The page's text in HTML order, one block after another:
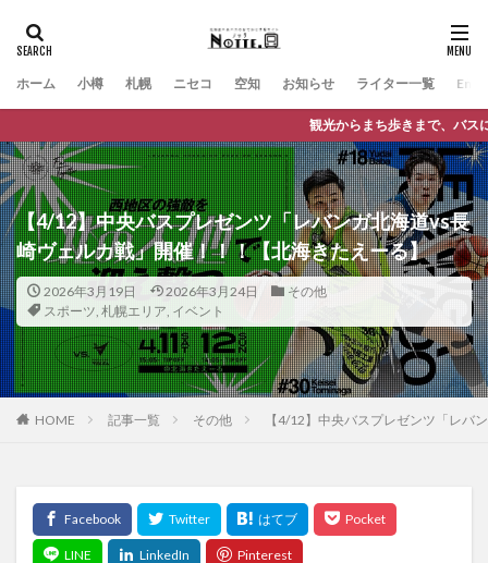
ホーム 小樽 札幌 ニセコ 空知 お知らせ ライター一覧
観光からまち歩きまで、バスに乗っておでかけが楽しくなる観光
【4/12】中央バスプレゼンツ「レバンガ北海道vs長
崎ヴェルカ戦」開催！！！【北海きたえーる】
2026年3月19日 2026年3月24日
その他
スポーツ, 札幌エリア, イベント
HOME 記事一覧 その他 【4/12】中央バスプレゼンツ「レバ